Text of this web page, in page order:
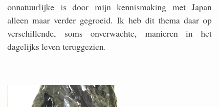
onnatuurlijke is door mijn kennismaking met Japan
alleen maar verder gegroeid. Ik heb dit thema daar op
verschillende, soms onverwachte, manieren in het
dagelijks leven teruggezien.